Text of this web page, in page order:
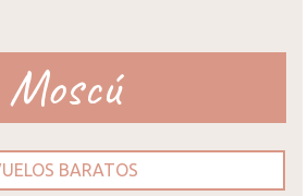
Moscú
BARATOS